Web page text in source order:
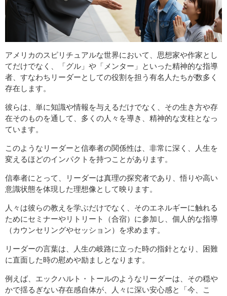
アメリカのスピリチュアルな世界において、思想家や作家とし
てだけでなく、「グル」や「メンター」といった精神的な指導
者、すなわちリーダーとしての役割を担う有名人たちが数多く
存在します。
彼らは、単に知識や情報を与えるだけでなく、その生き方や存
在そのものを通して、多くの人々を導き、精神的な支柱となっ
ています。
このようなリーダーと信奉者の関係性は、非常に深く、人生を
変えるほどのインパクトを持つことがあります。
信奉者にとって、リーダーは真理の探究者であり、悟りや高い
意識状態を体現した理想像として映ります。
人々は彼らの教えを学ぶだけでなく、そのエネルギーに触れる
ためにセミナーやリトリート（合宿）に参加し、個人的な指導
（カウンセリングやセッション）を求めます。
リーダーの言葉は、人生の岐路に立った時の指針となり、困難
に直面した時の慰めや励ましとなります。
例えば、エックハルト・トールのようなリーダーは、その穏や
かで揺るぎない存在感自体が、人々に深い安心感と「今、こ